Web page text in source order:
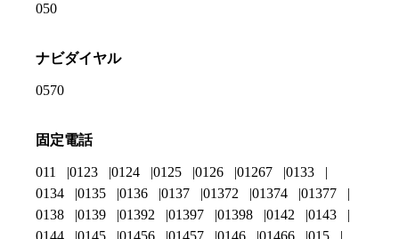
050
ナビダイヤル
0570
固定電話
011 0123 0124 0125 0126 01267
0133
0134
0135 0136 0137 01372 01374
01377
0138
0139 01392 01397 01398 0142
0143